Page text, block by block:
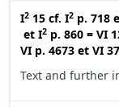
I2 15 cf. I2 p. 718
et I2 p. 860 = VI
VI p. 4673 et VI
Text and further